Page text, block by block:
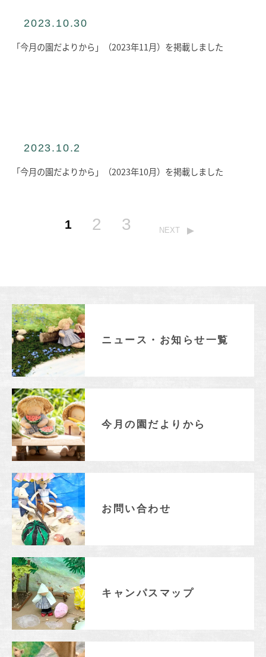
2023.10.30
「今月の園だよりから」（2023年11月）を掲載しました
2023.10.2
「今月の園だよりから」（2023年10月）を掲載しました
1 2 3 NEXT
ニュース・お知らせ一覧
今月の園だよりから
お問い合わせ
キャンパスマップ